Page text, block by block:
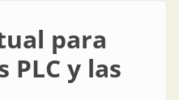
para
PLC y las